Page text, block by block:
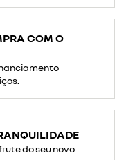
COM O
do seu novo